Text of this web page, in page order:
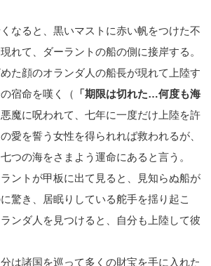
なると、黒いマストに赤い帆をつけた不
れて、ダーラントの船の側に接岸する。
た顔のオランダ人の船長が現れて上陸す
宿命を嘆く（
「期限は切れた…何度も海
魔に呪われて、七年に一度だけ上陸を許
愛を誓う女性を得られれば救われるが、
つの海をさまよう運命にあると言う。
ントが甲板に出て見ると、見知らぬ船が
驚き、居眠りしている舵手を揺り起こ
ンダ人を見つけると、自分も上陸して彼
は諸国を巡って多くの財宝を手に入れた